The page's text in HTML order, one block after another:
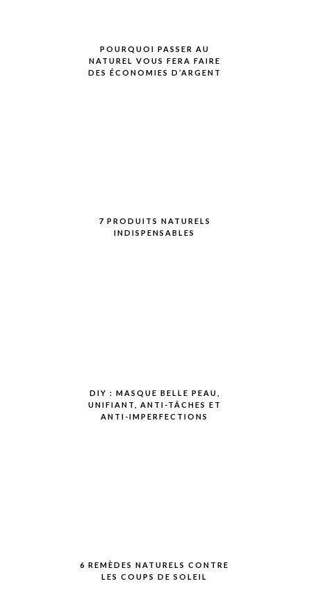
POURQUOI PASSER AU
NATUREL VOUS FERA FAIRE
DES ÉCONOMIES D’ARGENT
7 PRODUITS NATURELS
INDISPENSABLES
DIY : MASQUE BELLE PEAU,
UNIFIANT, ANTI-TÂCHES ET
ANTI-IMPERFECTIONS
6 REMÈDES NATURELS CONTRE
LES COUPS DE SOLEIL